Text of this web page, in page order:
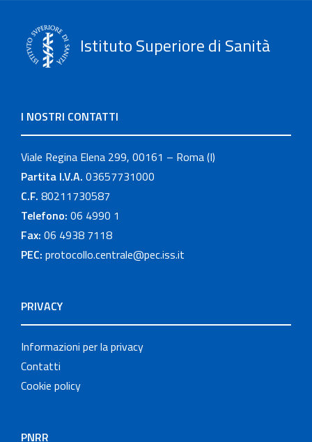
Istituto Superiore di Sanità
I NOSTRI CONTATTI
Viale Regina Elena 299, 00161 – Roma (I)
Partita I.V.A. 03657731000
C.F. 80211730587
Telefono: 06 4990 1
Fax: 06 4938 7118
PEC: protocollo.centrale@pec.iss.it
PRIVACY
Informazioni per la privacy
Contatti
Cookie policy
PNRR